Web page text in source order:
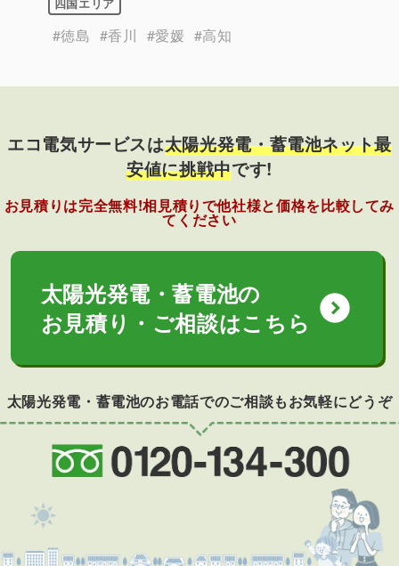
四国エリア
#徳島 #香川 #愛媛 #高知
エコ電気サービスは太陽光発電・蓄電池ネット最
安値に挑戦中です!
お見積りは完全無料!相見積りで他社様と価格を比較してみ
てください
太陽光発電・蓄電池の
お見積り・ご相談はこちら expand_circle_down
太陽光発電・蓄電池のお電話でのご相談もお気軽にどうぞ